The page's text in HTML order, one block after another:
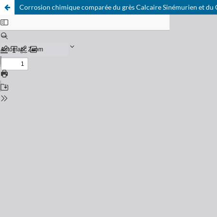
Corrosion chimique comparée du grès Calcaire Sinémurien et du